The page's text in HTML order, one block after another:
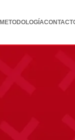
METODOLOGÍA